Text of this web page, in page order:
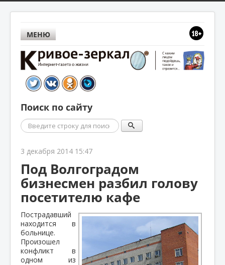
МЕНЮ
Поиск по сайту
Поиск
3 декабря 2014 15:47
Под Волгоградом
бизнесмен разбил голову
посетителю кафе
Пострадавший
находится в
больнице.
Произошел
конфликт в
одном из